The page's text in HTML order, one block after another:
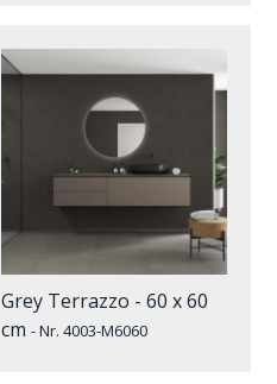
Grey Terrazzo - 60 x 60
cm- Nr. 4003-M6060